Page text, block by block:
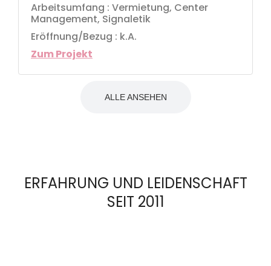
Arbeitsumfang : Vermietung, Center
Management, Signaletik
Eröffnung/Bezug : k.A.
Zum Projekt
ALLE ANSEHEN
ERFAHRUNG UND LEIDENSCHAFT
SEIT 2011